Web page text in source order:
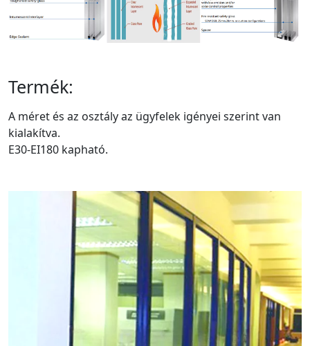
Termék:
A méret és az osztály az ügyfelek igényei szerint van
kialakítva.
E30-EI180 kapható.